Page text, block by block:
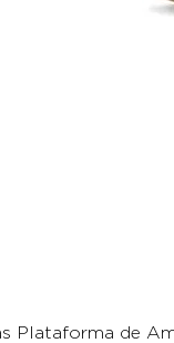
Plataforma de